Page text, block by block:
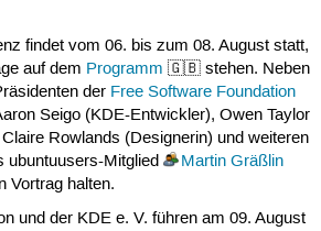
findet vom 06. bis zum 08. August statt,
auf dem Programm 🇬🇧 stehen. Neben
der Free Software Foundation
Seigo (KDE-Entwickler), Owen Taylor
Rowlands (Designerin) und weiteren
ubuntuusers-Mitglied
Martin Gräßlin
Vortrag halten.
und der KDE e. V. führen am 09. August